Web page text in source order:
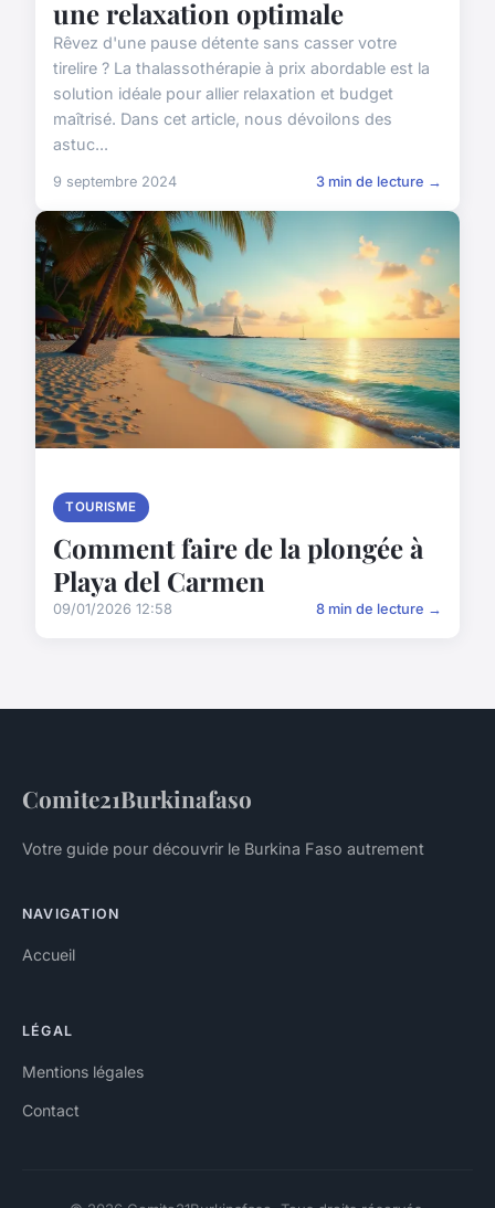
une relaxation optimale
Rêvez d'une pause détente sans casser votre
tirelire ? La thalassothérapie à prix abordable est la
solution idéale pour allier relaxation et budget
maîtrisé. Dans cet article, nous dévoilons des
astuc...
9 septembre 2024 3 min de lecture →
TOURISME
Comment faire de la plongée à
Playa del Carmen
09/01/2026 12:58 8 min de lecture →
Comite21Burkinafaso
Votre guide pour découvrir le Burkina Faso autrement
NAVIGATION
Accueil
LÉGAL
Mentions légales
Contact